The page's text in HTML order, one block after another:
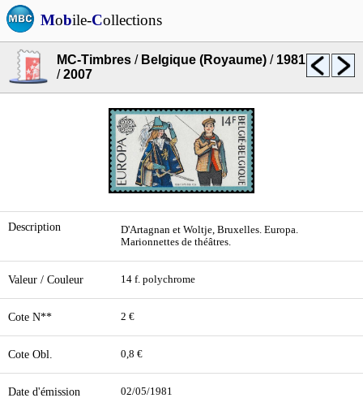
Mobile-Collections
MC-Timbres / Belgique (Royaume) / 1981
/2007
Description
D'Artagnan et Woltje, Bruxelles. Europa.
Marionnettes de théâtres.
Valeur / Couleur 14 f. polychrome
Cote N** 2 €
Cote Obl. 0,8 €
Date d'émission 02/05/1981